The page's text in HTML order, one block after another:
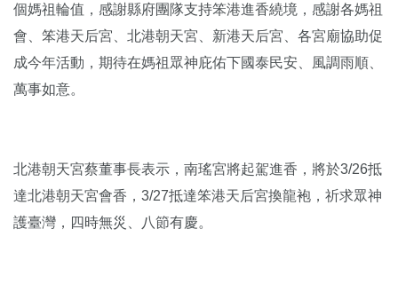
個媽祖輪值，感謝縣府團隊支持笨港進香繞境，感謝各媽祖
會、笨港天后宮、北港朝天宮、新港天后宮、各宮廟協助促
成今年活動，期待在媽祖眾神庇佑下國泰民安、風調雨順、
萬事如意。
北港朝天宮蔡董事長表示，南瑤宮將起駕進香，將於3/26抵
達北港朝天宮會香，3/27抵達笨港天后宮換龍袍，祈求眾神
護臺灣，四時無災、八節有慶。